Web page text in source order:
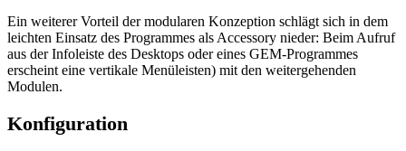
Ein weiterer Vorteil der modularen Konzeption schlägt sich in dem
leichten Einsatz des Programmes als Accessory nieder: Beim Aufruf
aus der Infoleiste des Desktops oder eines GEM-Programmes
erscheint eine vertikale Menüleisten) mit den weitergehenden
Modulen.
Konfiguration